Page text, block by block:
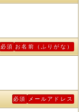
お名前（ふりがな）
必須
メールアドレス
必須